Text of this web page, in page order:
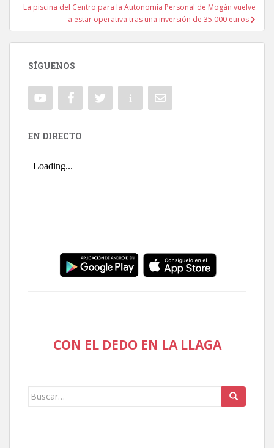
La piscina del Centro para la Autonomía Personal de Mogán vuelve
a estar operativa tras una inversión de 35.000 euros
SÍGUENOS
EN DIRECTO
CON EL DEDO EN LA LLAGA
Buscar: